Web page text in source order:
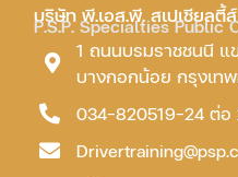
บริษัท พี.เอส.พี. สเปเชียลตี้
P.S.P. Specialties Public
1 ถนนบรมราชชนนี
บางกอกน้อย กรุงเท
034-820519-24 ต่อ